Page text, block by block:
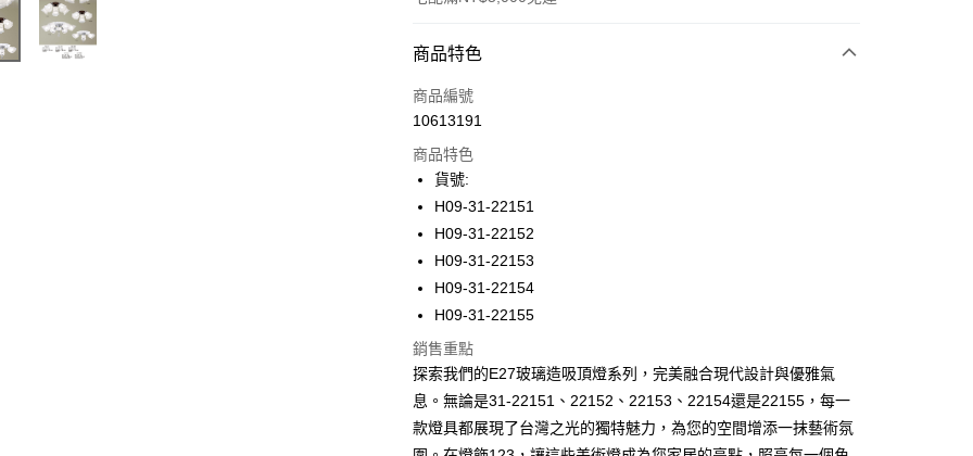
付款方式
信用卡一次付款
Apple Pay
街口支付
悠遊付
全盈+PAY
相關說明
【關於「AFTEE先享後付」】
AFTEE先享後付是「在收到商品之後才付款」的支付方式。 讓您購物簡單
便利好安心！
１．簡單：不需註冊會員、不需綁卡、不需儲值。
ATM付款
商品特色
商品編號
10613191
商品特色
貨號:
H09-31-22151
H09-31-22152
H09-31-22153
H09-31-22154
H09-31-22155
銷售重點
探索我們的E27玻璃造吸頂燈系列，完美融合現代設計與優雅氣
息。無論是31-22151、22152、22153、22154還是22155，每一
款燈具都展現了台灣之光的獨特魅力，為您的空間增添一抹藝術氛